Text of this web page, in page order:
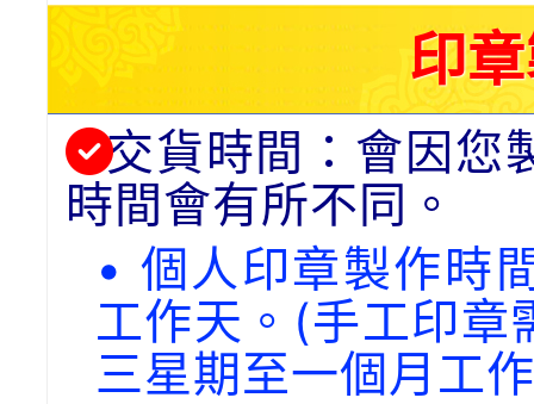
印
交貨時間：會因您
時間會有所不同。
• 個人印章製作時
工作天。(手工印章
三星期至一個月工